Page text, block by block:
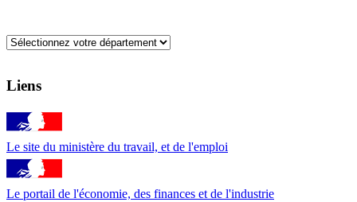
Liens
Le site du ministère du travail, et de l'emploi
Le portail de l'économie, des finances et de l'industrie